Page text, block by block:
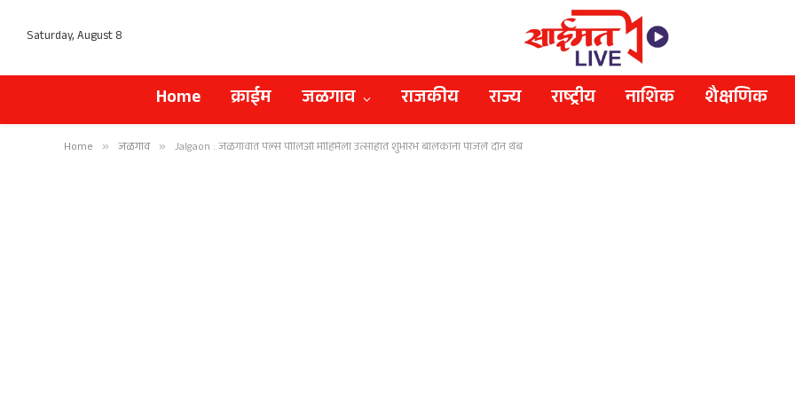
Saturday, August 8
Home क्राईम जळगाव राजकीय राज्य राष्ट्रीय नाशिक शैक्षणिक
Home » जळगाव » Jalgaon : जळगावात पल्स पोलिओ मोहिमेला उत्साहात शुभारंभ बालकांना पाजले दोन थेंब